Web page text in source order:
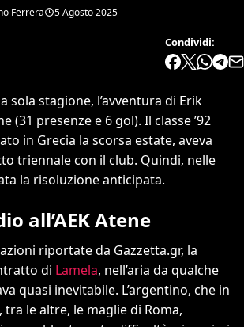
Ferrera 5 Agosto 2025
Condividi:
sola stagione, l’avventura di Erik
(31 presenze e 6 gol). Il classe ’92
in Grecia la scorsa estate, aveva
triennale con il club. Quindi, nelle
la risoluzione anticipata.
all’AEK Atene
riportate da Gazzetta.gr, la
di Lamela, nell’aria da qualche
quasi inevitabile. L’argentino, che in
le altre, le maglie di Roma,